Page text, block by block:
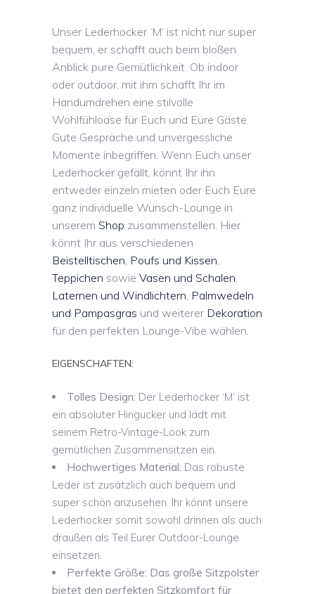
Unser Lederhocker ‘M‘ ist nicht nur super
bequem, er schafft auch beim bloßen
Anblick pure Gemütlichkeit. Ob indoor
oder outdoor, mit ihm schafft Ihr im
Handumdrehen eine stilvolle
Wohlfühloase für Euch und Eure Gäste.
Gute Gespräche und unvergessliche
Momente inbegriffen. Wenn Euch unser
Lederhocker gefällt, könnt Ihr ihn
entweder einzeln mieten oder Euch Eure
ganz individuelle Wunsch-Lounge in
unserem Shop zusammenstellen. Hier
könnt Ihr aus verschiedenen
Beistelltischen, Poufs und Kissen,
Teppichen sowie Vasen und Schalen,
Laternen und Windlichtern, Palmwedeln
und Pampasgras und weiterer Dekoration
für den perfekten Lounge-Vibe wählen.
EIGENSCHAFTEN:
Tolles Design: Der Lederhocker ‘M‘ ist
ein absoluter Hingucker und lädt mit
seinem Retro-Vintage-Look zum
gemütlichen Zusammensitzen ein.
Hochwertiges Material: Das robuste
Leder ist zusätzlich auch bequem und
super schön anzusehen. Ihr könnt unsere
Lederhocker somit sowohl drinnen als auch
draußen als Teil Eurer Outdoor-Lounge
einsetzen.
Perfekte Größe: Das große Sitzpolster
bietet den perfekten Sitzkomfort für